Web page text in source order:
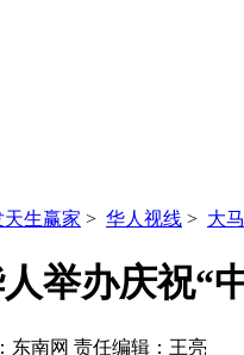
天生赢家 > 华人视线 > 大马
举办庆祝“
东南网 责任编辑：王亮